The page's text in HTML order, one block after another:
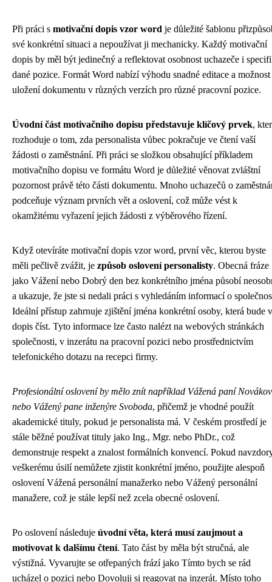
Při práci s motivační dopis vzor word je důležité šablonu
své konkrétní situaci a nepoužívat ji mechanicky. Každý motivační
dopis by měl být jedinečný a reflektovat osobnost uchazeče i
dané pozice. Formát Word nabízí výhodu snadné editace a možnost
uložení dokumentu v různých verzích pro různé pracovní pozice.
Úvodní část motivačního dopisu představuje klíčový prvek,
rozhoduje o tom, zda personalista vůbec pokračuje ve čtení vaší
žádosti o zaměstnání. Při práci se složkou obsahující příkladem
motivačního dopisu ve formátu Word je důležité věnovat zvláštní
pozornost právě této části dokumentu. Mnoho uchazečů o
podceňuje význam prvních vět a oslovení, což může vést k
okamžitému vyřazení jejich žádosti z výběrového řízení.
Když otevíráte motivační dopis vzor word, první věc, kterou byste
měli pečlivě zvážit, je způsob oslovení personalisty. Obecná fráze
jako Vážení nebo Dobrý den bez konkrétního jména působí
a ukazuje, že jste si nedali práci s vyhledáním informací o
Ideální přístup zahrnuje zjištění jména konkrétní osoby, která bude
dopis číst. Tyto informace lze často nalézt na webových stránkách
společnosti, v inzerátu na pracovní pozici nebo prostřednictvím
telefonického dotazu na recepci firmy.
Profesionální oslovení by mělo znít například Vážená paní
nebo Vážený pane inženýre Svoboda, přičemž je vhodné použít
akademické tituly, pokud je personalista má. V českém prostředí je
stále běžné používat tituly jako Ing., Mgr. nebo PhDr., což
demonstruje respekt a znalost formálních konvencí. Pokud
veškerému úsilí nemůžete zjistit konkrétní jméno, použijte alespoň
oslovení Vážená personální manažerko nebo Vážený personální
manažere, což je stále lepší než zcela obecné oslovení.
Po oslovení následuje úvodní věta, která musí zaujmout a
motivovat k dalšímu čtení. Tato část by měla být stručná, ale
výstižná. Vyvarujte se otřepaných frází jako Tímto bych se rád
ucházel o pozici nebo Dovoluji si reagovat na inzerát. Místo toho